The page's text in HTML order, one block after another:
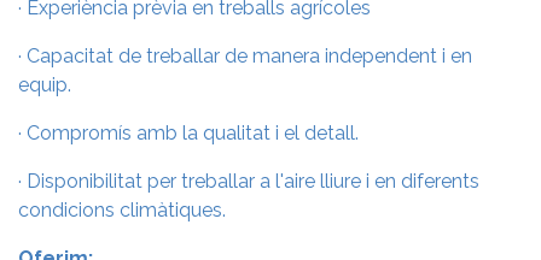
· Experiència prèvia en treballs agrícoles
· Capacitat de treballar de manera independent i en
equip.
· Compromís amb la qualitat i el detall.
· Disponibilitat per treballar a l'aire lliure i en diferents
condicions climàtiques.